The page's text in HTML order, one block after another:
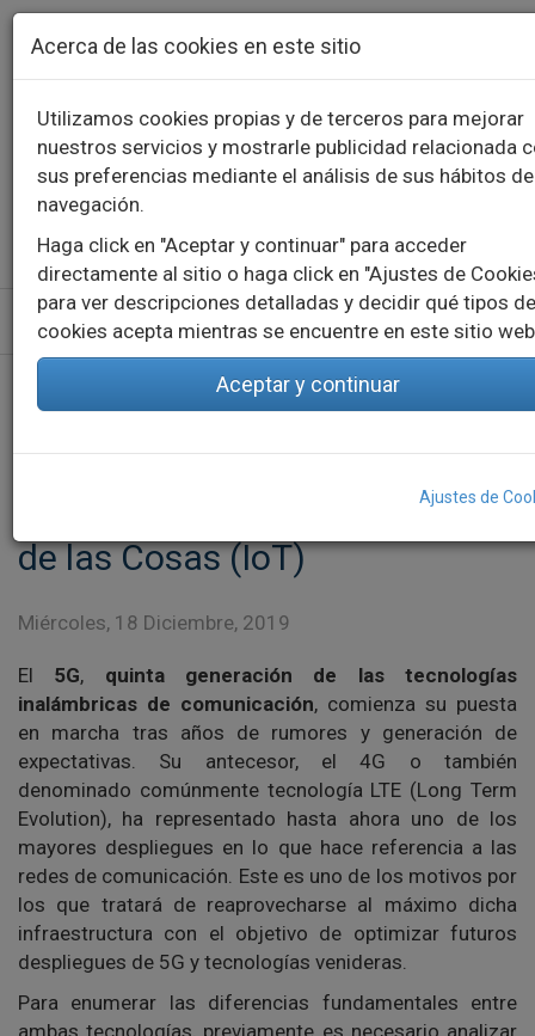
Acerca de las cookies en este sitio
Utilizamos cookies propias y de terceros para mejorar
nuestros servicios y mostrarle publicidad relacionada
sus preferencias mediante el análisis de sus hábitos de
navegación.
Haga click en "Aceptar y continuar" para acceder
directamente al sitio o haga click en "Ajustes de
para ver descripciones detalladas y decidir qué tipos de
cookies acepta mientras se encuentre en este sitio
Aceptar y continuar
Ajustes de
Pasar al contenido principal
Contacto Llámanos976 573 660
English Español
NBIoT y 5G como pilares fundamentales para el Internet de las Cosas
fundamentales para el Internet
de las Cosas (IoT)
Miércoles, 18 Diciembre, 2019
El 5G, quinta generación de las tecnologías
inalámbricas de comunicación, comienza su puesta
en marcha tras años de rumores y generación de
expectativas. Su antecesor, el 4G o también
denominado comúnmente tecnología LTE (Long Term
Evolution), ha representado hasta ahora uno de los
mayores despliegues en lo que hace referencia a las
redes de comunicación. Este es uno de los motivos por
los que tratará de reaprovecharse al máximo dicha
infraestructura con el objetivo de optimizar futuros
despliegues de 5G y tecnologías venideras.
Para enumerar las diferencias fundamentales entre
ambas tecnologías, previamente es necesario analizar